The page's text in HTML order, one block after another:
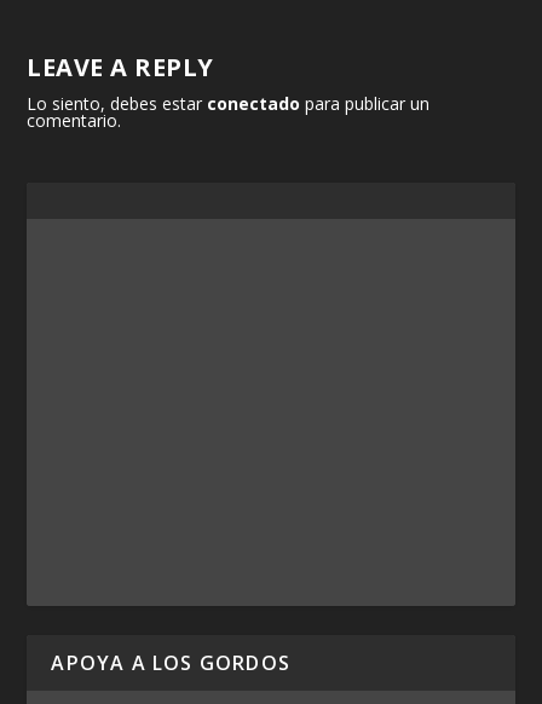
LEAVE A REPLY
Lo siento, debes estar conectado para publicar un
comentario.
APOYA A LOS GORDOS